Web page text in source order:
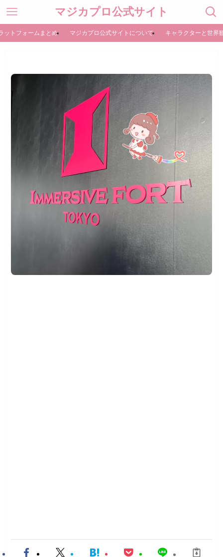
マジカプロ公式サイト
ットフォームまとめ マジカプロ公式サイトについて キャラクターと世界